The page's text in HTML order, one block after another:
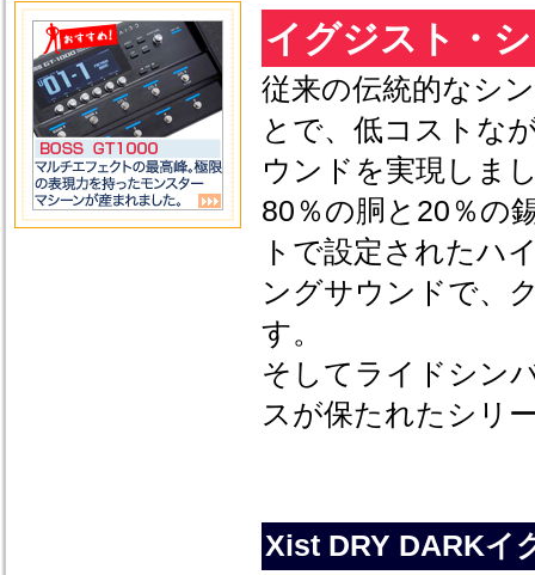
イグジスト・
従来の伝統的なシ
とで、低コストな
ウンドを実現しま
80％の胴と20％の
トで設定されたハ
ングサウンドで、
す。
そしてライドシン
スが保たれたシリ
Xist DRY DARKイ